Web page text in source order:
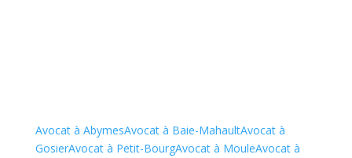
Avocat à AbymesAvocat à Baie-MahaultAvocat à
GosierAvocat à Petit-BourgAvocat à MouleAvocat à